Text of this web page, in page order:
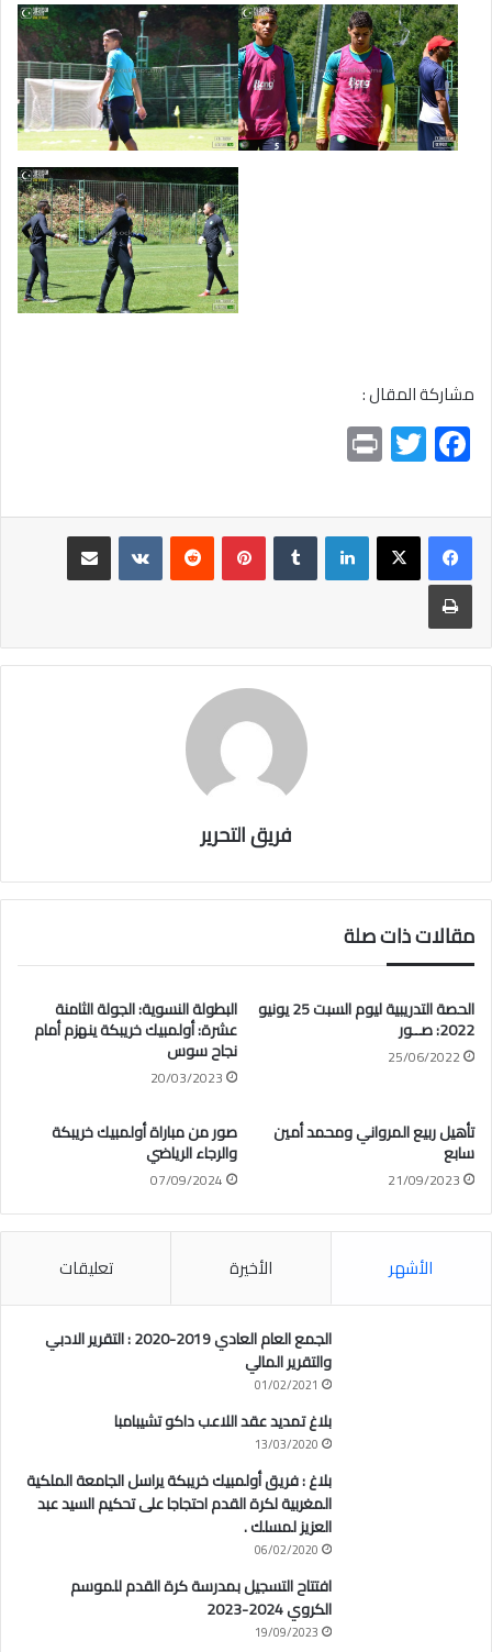
مشاركة المقال :
F
ac
e
b
o
ok
T
wi
tt
er
t لينكدإن بينتيريست
مشاركة عبر البريد
طباعة
فريق التحرير
مقالات ذات صلة
الحصة التدريبية ليوم السبت 25 يونيو
2022: صــور
25/06/2022
البطولة النسوية: الجولة الثامنة
عشرة: أولمبيك خريبكة ينهزم أمام
نجاح سوس
20/03/2023
تأهيل ربيع المرواني ومحمد أمين
سابع
21/09/2023
صور من مباراة أولمبيك خريبكة
والرجاء الرياضي
07/09/2024
الأشهر الأخيرة تعليقات
الجمع العام العادي 2019-2020 : التقرير الادبي
والتقرير المالي
01/02/2021
بلاغ تمديد عقد اللاعب داكو تشيبامبا
13/03/2020
بلاغ : فريق أولمبيك خريبكة يراسل الجامعة الملكية
المغربية لكرة القدم احتجاجا على تحكيم السيد عبد
العزيز لمسلك .
06/02/2020
افتتاح التسجيل بمدرسة كرة القدم للموسم
الكروي 2024-2023
19/09/2023